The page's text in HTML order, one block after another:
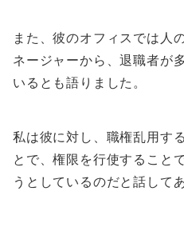
また、彼のオフィスでは人
ネージャーから、退職者が
いるとも語りました。
私は彼に対し、職権乱用す
とで、権限を行使すること
うとしているのだと話して